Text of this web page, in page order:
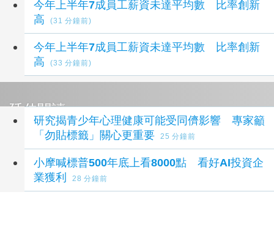
今年上半年7成員工薪資未達平均數 比率創新
高
(31 分鐘前)
今年上半年7成員工薪資未達平均數 比率創新
高
(33 分鐘前)
延伸閱讀
研究揭青少年心理健康可能受同儕影響 專家籲
「勿貼標籤」關心更重要
25 分鐘前
小摩喊標普500年底上看8000點 看好AI投資企
業獲利
28 分鐘前